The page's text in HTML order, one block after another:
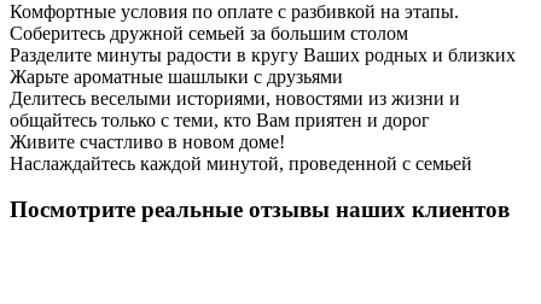
Комфортные условия по оплате с разбивкой на этапы.
Соберитесь дружной семьей за большим столом
Разделите минуты радости в кругу Ваших родных и близких
Жарьте ароматные шашлыки с друзьями
Делитесь веселыми историями, новостями из жизни и
общайтесь только с теми, кто Вам приятен и дорог
Живите счастливо в новом доме!
Наслаждайтесь каждой минутой, проведенной с семьей
Посмотрите реальные отзывы наших клиентов